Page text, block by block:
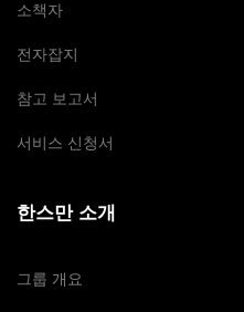
소책자
전자잡지
참고 보고서
서비스 신청서
한스만 소개
그룹 개요